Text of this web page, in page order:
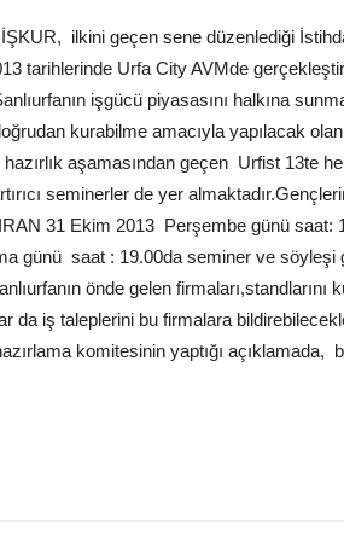
İŞKUR, ilkini geçen sene düzenlediği
tarihlerinde Urfa City AVMde
işgücü piyasasını halkına
kurabilme amacıyla yapılacak
aşamasından geçen Urfist
seminerler de yer
31 Ekim 2013 Perşembe günü saat:
günü saat : 19.00da seminer ve söyleşi
önde gelen
da iş taleplerini bu firmalara
komitesinin yaptığı